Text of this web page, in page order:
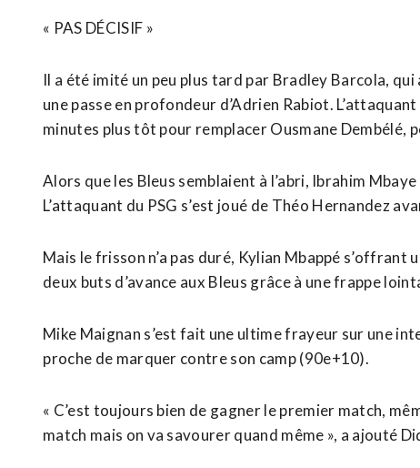
« PAS DÉCISIF »
Il ​a été imité un peu plus tard par Bradley Barcola,
une passe en profondeur d’Adrien Rabiot.
minutes plus tôt pour remplacer Ousmane Dembélé,
Alors que les Bleus semblaient à l’abri, Ibrahim
L’attaquant du PSG s’est joué de Théo Hernandez
Mais le frisson n’a pas duré, Kylian Mbappé
deux buts d’avance aux Bleus grâce à une frappe
Mike Maignan s’est fait une ultime frayeur sur une
⁠proche de marquer contre son camp (90e+10).
« C’est toujours bien de gagner le premier match,
match mais on va savourer quand même », a ajouté